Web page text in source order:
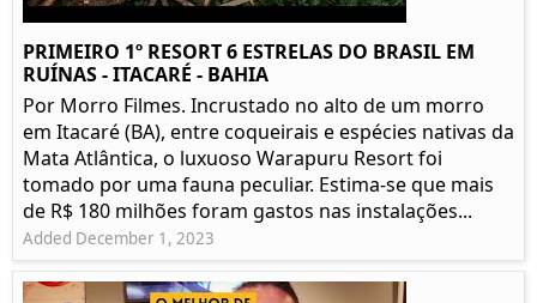
PRIMEIRO 1º RESORT 6 ESTRELAS DO BRASIL EM
RUÍNAS - ITACARÉ - BAHIA
Por Morro Filmes. Incrustado no alto de um morro
em Itacaré (BA), entre coqueirais e espécies nativas da
Mata Atlântica, o luxuoso Warapuru Resort foi
tomado por uma fauna peculiar. Estima-se que mais
de R$ 180 milhões foram gastos nas instalações...
Added December 1, 2023